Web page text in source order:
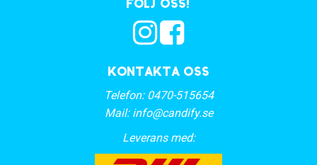
Kontakta oss
Telefon: 0470-515654
Mail: info@candify.se
Leverans med:
Följ oss!